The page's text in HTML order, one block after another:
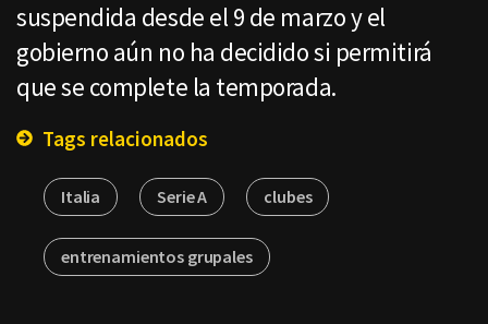
suspendida desde el 9 de marzo y el
gobierno aún no ha decidido si permitirá
que se complete la temporada.
Tags relacionados
Italia Serie A clubes
entrenamientos grupales